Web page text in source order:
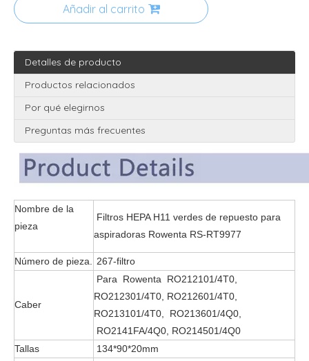
Añadir al carrito
Detalles de producto
Productos relacionados
Por qué elegirnos
Preguntas más frecuentes
Nombre de la
pieza
Filtros HEPA H11 verdes de repuesto para
aspiradoras Rowenta RS-RT9977
Número de pieza. 267-filtro
Caber
Para Rowenta RO212101/4T0,
RO212301/4T0, RO212601/4T0,
RO213101/4T0, RO213601/4Q0,
RO2141FA/4Q0, RO214501/4Q0
Tallas
134*90*20mm